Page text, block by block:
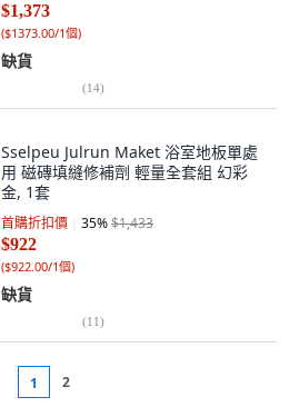
$1,373
($1373.00/1個)
缺貨
(14)
Sselpeu Julrun Maket 浴室地板單處
用 磁磚填縫修補劑 輕量全套組 幻彩
金, 1套
首購折扣價 35%$1,433
$922
($922.00/1個)
缺貨
(11)
1 2